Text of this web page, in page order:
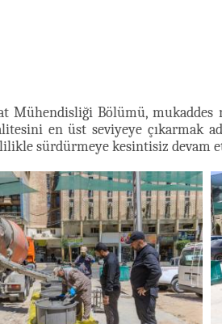
Mühendisliği Bölümü,
en üst seviyeye çıkarmak
sürdürmeye kesintisiz devam